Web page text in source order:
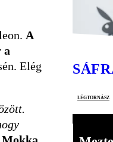
A
a
Elég
légtornász